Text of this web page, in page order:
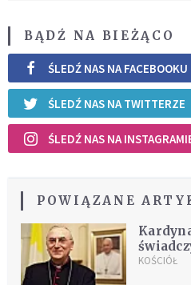
BĄDŹ NA BIEŻĄCO
ŚLEDŹ NAS NA FACEBOOKU
ŚLEDŹ NAS NA TWITTERZE
ŚLEDŹ NAS NA
POWIĄZANE
KOŚCIÓŁ